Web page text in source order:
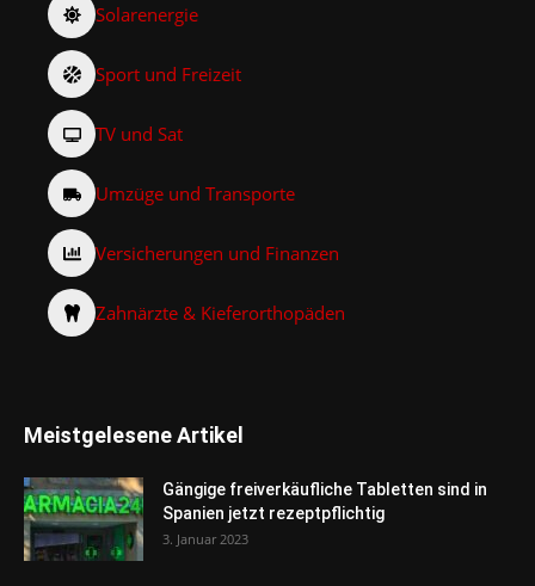
Solarenergie
Sport und Freizeit
TV und Sat
Umzüge und Transporte
Versicherungen und Finanzen
Zahnärzte & Kieferorthopäden
Meistgelesene Artikel
Gängige freiverkäufliche Tabletten sind in
Spanien jetzt rezeptpflichtig
3. Januar 2023